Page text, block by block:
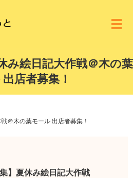
メ
み絵日記大作戦＠木の葉
店者募集！
＠木の葉モール 出店者募集！
集】夏休み絵日記大作戦